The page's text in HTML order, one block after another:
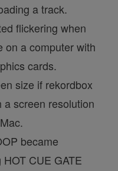
a track.
flickering when
on a computer with
cards.
size if rekordbox
screen resolution
became
CUE GATE